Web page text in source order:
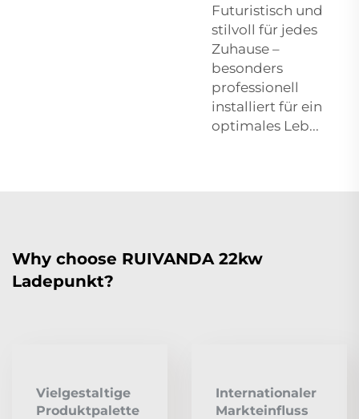
Futuristisch und
stilvoll für jedes
Zuhause –
besonders
professionell
installiert für ein
optimales Leb...
Why choose RUIVANDA 22kw
Ladepunkt?
Vielgestaltige
Produktpalette
Internationaler
Markteinfluss